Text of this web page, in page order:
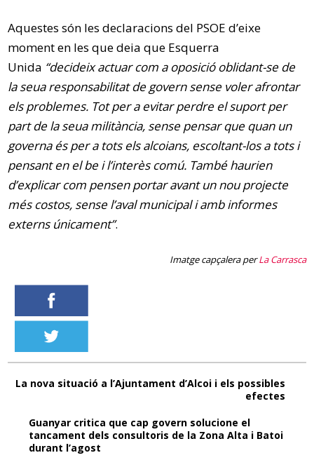
Aquestes són les declaracions del PSOE d’eixe
moment en les que deia que Esquerra
Unida “decideix actuar com a oposició oblidant-se de
la seua responsabilitat de govern sense voler afrontar
els problemes. Tot per a evitar perdre el suport per
part de la seua militància, sense pensar que quan un
governa és per a tots els alcoians, escoltant-los a tots i
pensant en el be i l’interès comú. També haurien
d’explicar com pensen portar avant un nou projecte
més costos, sense l’aval municipal i amb informes
externs únicament”.
Imatge capçalera perLa Carrasca
La nova situació a l’Ajuntament d’Alcoi i els possibles
efectes
Guanyar critica que cap govern solucione el
tancament dels consultoris de la Zona Alta i Batoi
durant l’agost